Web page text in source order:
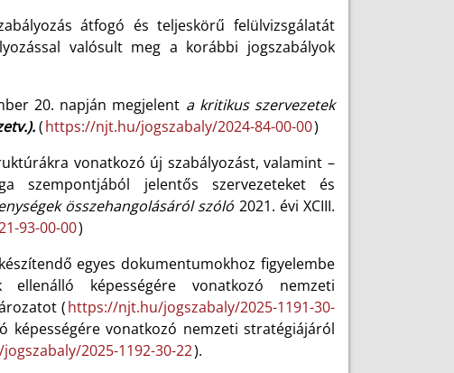
átfogó és teljeskörű felülvizsgálatát
valósult meg a korábbi jogszabályok
20. napján megjelent a kritikus szervezetek
(https://njt.hu/jogszabaly/2024-84-00-00)
vonatkozó új szabályozást, valamint –
jelentős szervezeteket és
összehangolásáról szóló 2021. évi XCIII.
93-00-00)
egyes dokumentumokhoz figyelembe
képességére vonatkozó nemzeti
(https://njt.hu/jogszabaly/2025-1191-30-
képességére vonatkozó nemzeti stratégiájáról
2025-1192-30-22).